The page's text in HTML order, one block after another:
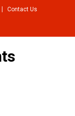
Contact Us